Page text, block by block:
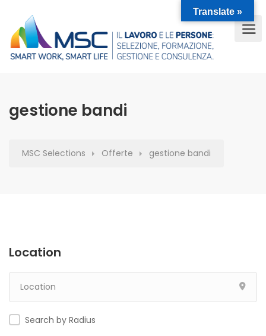
gestione bandi
MSC Selections Offerte gestione bandi
Location
Search by Radius
Translate »